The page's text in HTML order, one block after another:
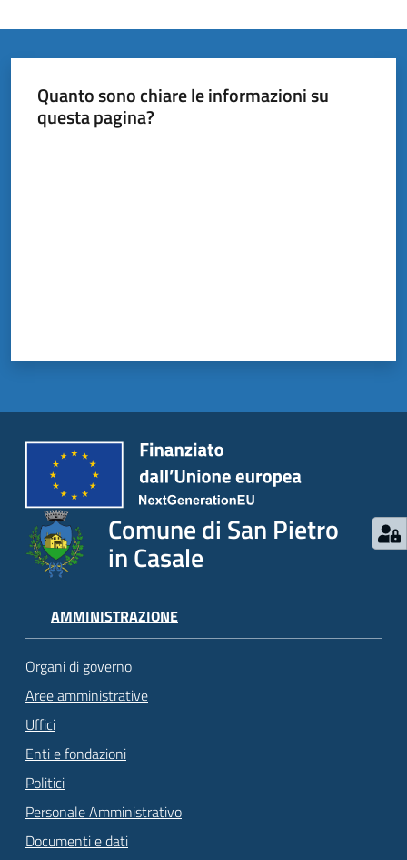
Quanto sono chiare le informazioni su
questa pagina?
Comune di San Pietro
in Casale
AMMINISTRAZIONE
Organi di governo
Aree amministrative
Uffici
Enti e fondazioni
Politici
Personale Amministrativo
Documenti e dati